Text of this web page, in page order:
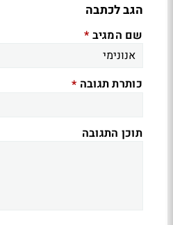
הגב לכתבה
שם המגיב *
כותרת תגובה *
תוכן התגובה